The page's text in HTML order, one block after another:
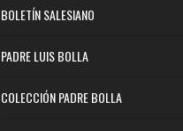
BOLETÍN SALESIANO
PADRE LUIS BOLLA
COLECCIÓN PADRE BOLLA